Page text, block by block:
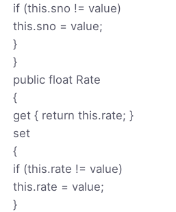
if (this.sno != value)
this.sno = value;
}
}
public float Rate
{
get { return this.rate; }
set
{
if (this.rate != value)
this.rate = value;
}